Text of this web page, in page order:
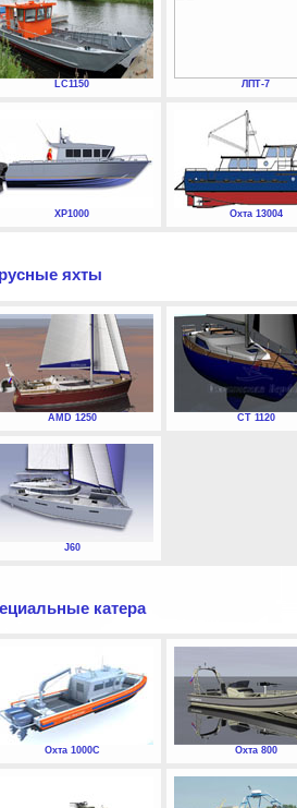
LC1150 ЛПТ-7
XP1000 Охта 13004
яхты
AMD 1250 СТ 1120
J60
катера
Охта 1000С Охта 800